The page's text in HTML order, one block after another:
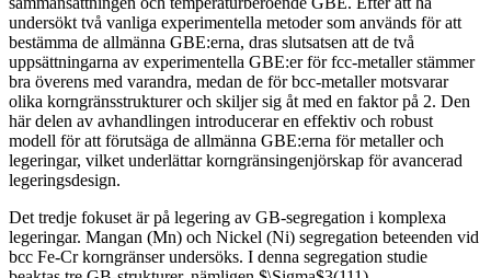
undersökt två vanliga experimentella metoder som används för att
bestämma de allmänna GBE:erna, dras slutsatsen att de två
uppsättningarna av experimentella GBE:er för fcc-metaller stämmer
bra överens med varandra, medan de för bcc-metaller motsvarar
olika korngränsstrukturer och skiljer sig åt med en faktor på 2. Den
här delen av avhandlingen introducerar en effektiv och robust
modell för att förutsäga de allmänna GBE:erna för metaller och
legeringar, vilket underlättar korngränsingenjörskap för avancerad
legeringsdesign.
Det tredje fokuset är på legering av GB-segregation i komplexa
legeringar. Mangan (Mn) och Nickel (Ni) segregation beteenden vid
bcc Fe-Cr korngränser undersöks. I denna segregation studie